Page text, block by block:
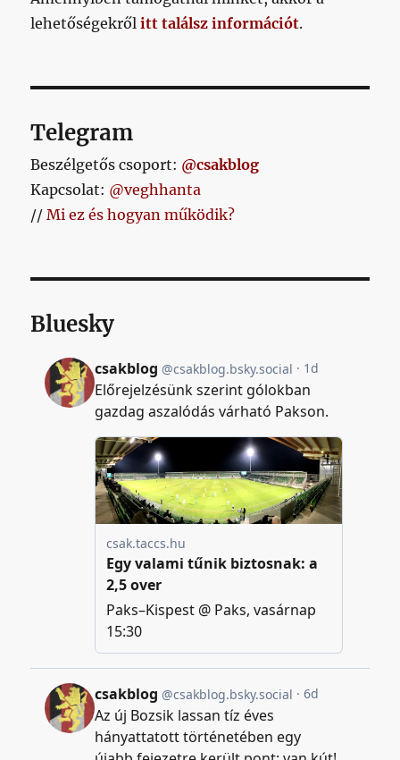
bejegyzéshez
lehetőségekrőlitt találsz információt.
Telegram
Beszélgetős csoport: @csakblog
Kapcsolat: @veghhanta
//Mi ez és hogyan működik?
Bluesky